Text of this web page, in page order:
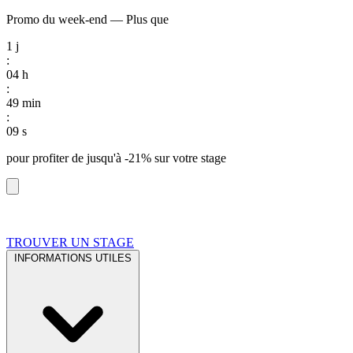
Promo du week-end — Plus que
1 j
:
04 h
:
49 min
:
08 s
pour profiter de jusqu'à -21% sur votre stage
TROUVER UN STAGE
INFORMATIONS UTILES